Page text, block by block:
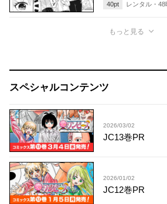
40pt レンタル・ 48
もっと見る
スペシャルコンテンツ
2026/03/02
JC13巻PR
2026/01/02
JC12巻PR